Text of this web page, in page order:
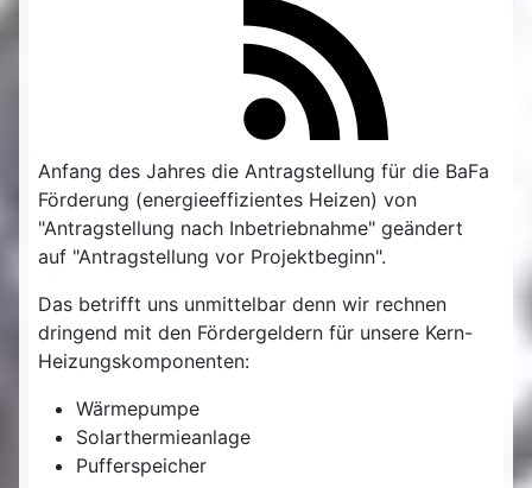
Anfang des Jahres die Antragstellung für die BaFa
Förderung (energieeffizientes Heizen) von
"Antragstellung nach Inbetriebnahme" geändert
auf "Antragstellung vor Projektbeginn".
Das betrifft uns unmittelbar denn wir rechnen
dringend mit den Fördergeldern für unsere Kern-
Heizungskomponenten:
Wärmepumpe
Solarthermieanlage
Pufferspeicher